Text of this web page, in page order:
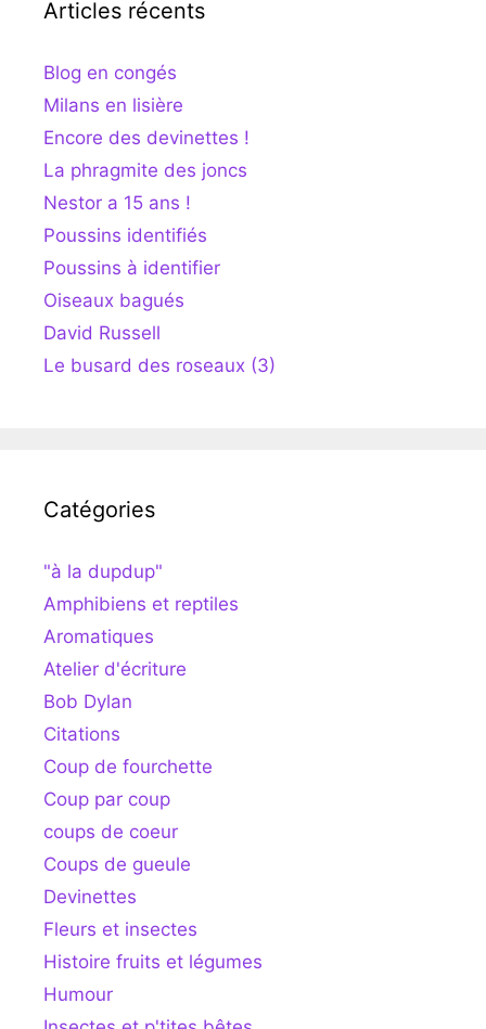
Articles récents
Blog en congés
Milans en lisière
Encore des devinettes !
La phragmite des joncs
Nestor a 15 ans !
Poussins identifiés
Poussins à identifier
Oiseaux bagués
David Russell
Le busard des roseaux (3)
Catégories
"à la dupdup"
Amphibiens et reptiles
Aromatiques
Atelier d'écriture
Bob Dylan
Citations
Coup de fourchette
Coup par coup
coups de coeur
Coups de gueule
Devinettes
Fleurs et insectes
Histoire fruits et légumes
Humour